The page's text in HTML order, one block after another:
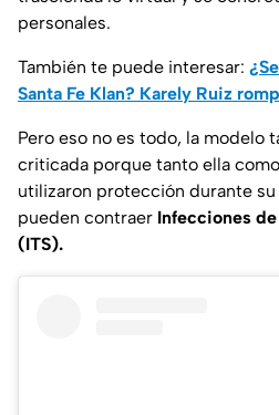
personales.
También te puede interesar:
Santa Fe Klan? Karely Ruiz
Pero eso no es todo, la modelo
criticada porque tanto ella
utilizaron protección durante
pueden contraer Infecciones
(ITS).